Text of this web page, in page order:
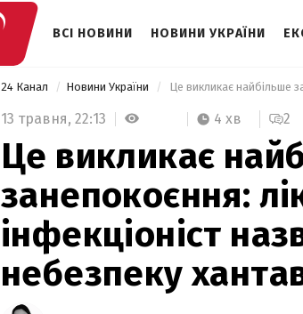
ВСІ НОВИНИ НОВИНИ УКРАЇНИ
24 Канал Новини України
13 травня, 22:13 4 хв 2
Це викликає
занепокоєння:
інфекціоніст
небезпеку